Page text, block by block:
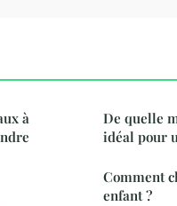
à
De quelle
idéal pour
Comment
enfant ?